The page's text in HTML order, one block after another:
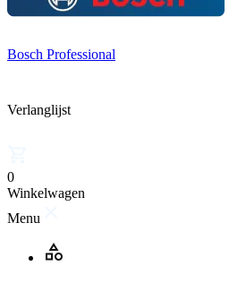
Bosch Professional
Verlanglijst
0
Winkelwagen
Menu